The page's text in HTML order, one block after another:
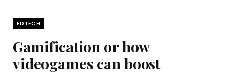
EDTECH
Gamification or how
videogames can boost